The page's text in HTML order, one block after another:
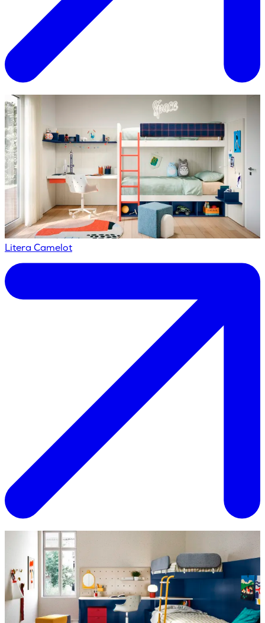
Litera Camelot